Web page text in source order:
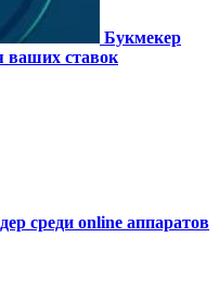
Букмекер
ваших ставок
среди online аппаратов